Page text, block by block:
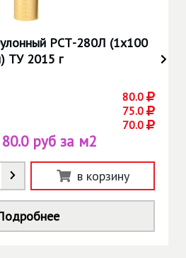
РСТ-280Л (1х100
ТУ 2015 г
80.0
75.0
70.0
*
80.0 руб за м2
в корзину